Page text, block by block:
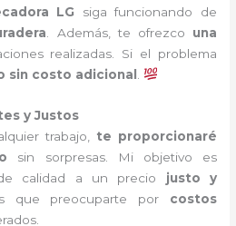
LG siga funcionando de
. Además, te ofrezco una
realizadas. Si el problema
sin costo adicional
y Justos
trabajo, te proporcionaré
sin sorpresas. Mi objetivo es
calidad a un precio justo y
que preocuparte por costos